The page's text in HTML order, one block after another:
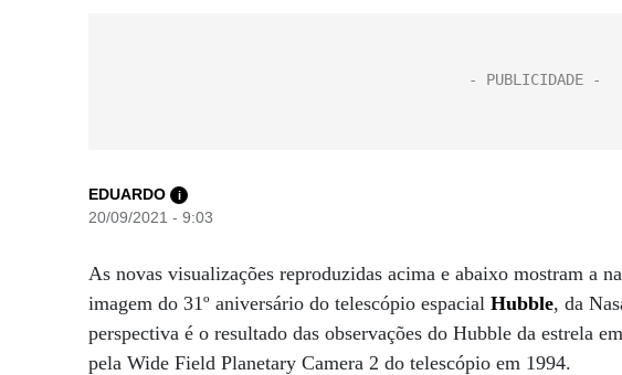
EDUARDO i
20/09/2021 - 9:03
As novas visualizações reproduzidas acima e abaixo mostram a
imagem do 31º aniversário do telescópio espacial Hubble, da
perspectiva é o resultado das observações do Hubble da estrela
pela Wide Field Planetary Camera 2 do telescópio em 1994.